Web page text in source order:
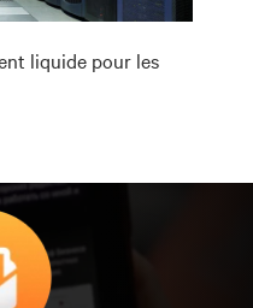
liquide pour les